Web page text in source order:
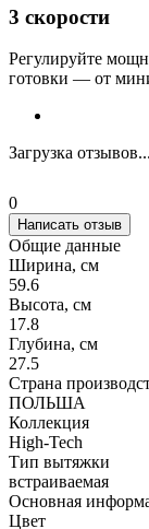
3 скорости
Регулируйте
готовки — от
Загрузка отзывов...
0
Написать отзыв
Общие данные
Ширина, см
59.6
Высота, см
17.8
Глубина, см
27.5
Страна
ПОЛЬША
Коллекция
High-Tech
Тип вытяжки
встраиваемая
Основная
Цвет